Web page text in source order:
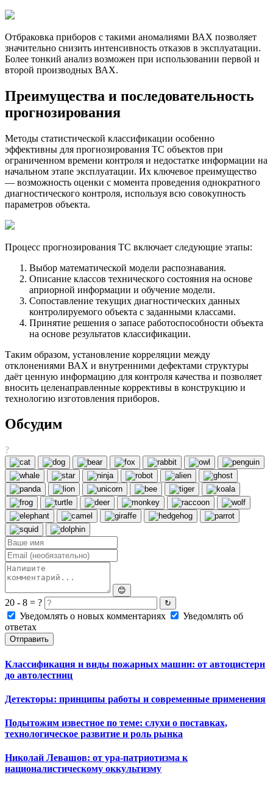
Отбраковка приборов с такими аномалиями ВАХ позволяет
значительно снизить интенсивность отказов в эксплуатации.
Более тонкий анализ возможен при использовании первой и
второй производных ВАХ.
Преимущества и последовательность
прогнозирования
Методы статистической классификации особенно
эффективны для прогнозирования ТС объектов при
ограниченном времени контроля и недостатке информации на
начальном этапе эксплуатации. Их ключевое преимущество
— возможность оценки с момента проведения однократного
диагностического контроля, используя всю совокупность
параметров объекта.
Процесс прогнозирования ТС включает следующие этапы:
Выбор математической модели распознавания.
Описание классов технического состояния на основе
априорной информации и обучение модели.
Сопоставление текущих диагностических данных
контролируемого объекта с заданными классами.
Принятие решения о запасе работоспособности объекта
на основе результатов классификации.
Таким образом, установление корреляции между
отклонениями ВАХ и внутренними дефектами структуры
даёт ценную информацию для контроля качества и позволяет
вносить целенаправленные коррективы в конструкцию и
технологию изготовления приборов.
Обсудим
?
😊
20 - 8 = ? ↻
Уведомлять о новых комментариях
Уведомлять об
ответах
Отправить
Классификация и виды пожарных машин: от автоцистерн
до автолестниц
Детекторы: принципы работы и современные применения
Подытожим известное по теме: слухи о поставках,
технологическое развитие и роль рынка
Николай Левашов: от ура-патриотизма к
националистическому оккультизму